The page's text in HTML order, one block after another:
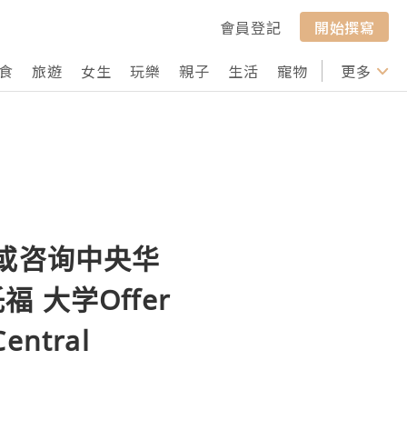
會員登記
開始撰寫
旅遊 女生 玩樂 親子 生活 寵物 行山 打卡
更多
咨询中央华
大学Offer